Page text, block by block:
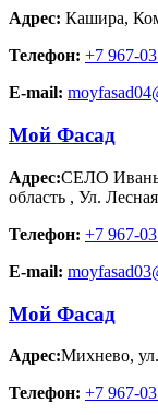
Адрес: Кашира,
Телефон: +7 967-
E-mail:
Мой Фасад
Адрес:СЕЛО
область , Ул.
Телефон: +7 967-
E-mail:
Мой Фасад
Адрес:Михнево,
Телефон: +7 967-